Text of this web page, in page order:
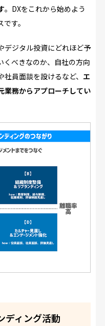
。DXをこれから始めよう
す。
デジタル投資にどれほど予
くべきなのか、自社の方向
員面談を設けるなど、 エ
業務からアプローチしてい
ディング活動